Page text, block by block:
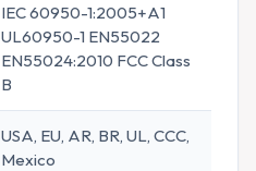
IEC 60950-1:2005+A1
UL60950-1 EN55022
EN55024:2010 FCC Class
B
USA, EU, AR, BR, UL, CCC,
Mexico